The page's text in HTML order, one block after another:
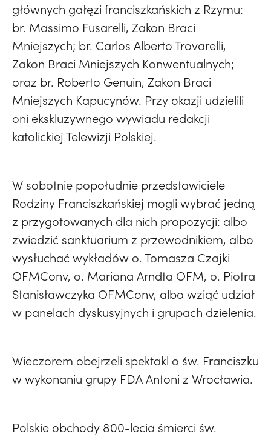
głównych gałęzi franciszkańskich z Rzymu:
br. Massimo Fusarelli, Zakon Braci
Mniejszych; br. Carlos Alberto Trovarelli,
Zakon Braci Mniejszych Konwentualnych;
oraz br. Roberto Genuin, Zakon Braci
Mniejszych Kapucynów. Przy okazji udzielili
oni ekskluzywnego wywiadu redakcji
katolickiej Telewizji Polskiej.
W sobotnie popołudnie przedstawiciele
Rodziny Franciszkańskiej mogli wybrać jedną
z przygotowanych dla nich propozycji: albo
zwiedzić sanktuarium z przewodnikiem, albo
wysłuchać wykładów o. Tomasza Czajki
OFMConv, o. Mariana Arndta OFM, o. Piotra
Stanisławczyka OFMConv, albo wziąć udział
w panelach dyskusyjnych i grupach dzielenia.
Wieczorem obejrzeli spektakl o św. Franciszku
w wykonaniu grupy FDA Antoni z Wrocławia.
Polskie obchody 800-lecia śmierci św.